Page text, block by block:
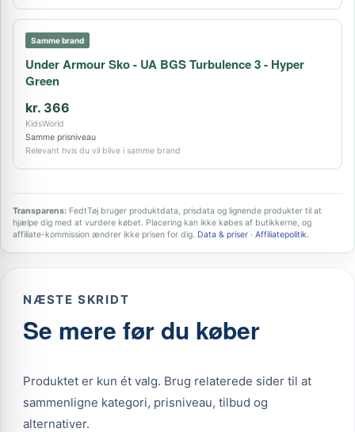
Samme brand
Under Armour Sko - UA BGS Turbulence 3 - Hyper
Green
kr. 366
KidsWorld
Samme prisniveau
Relevant hvis du vil blive i samme brand
Transparens: FedtTøj bruger produktdata, prisdata og lignende produkter til at
hjælpe dig med at vurdere købet. Placering kan ikke købes af butikkerne, og
affiliate-kommission ændrer ikke prisen for dig. Data & priser · Affiliatepolitik.
NÆSTE SKRIDT
Se mere før du køber
Produktet er kun ét valg. Brug relaterede sider til at
sammenligne kategori, prisniveau, tilbud og
alternativer.